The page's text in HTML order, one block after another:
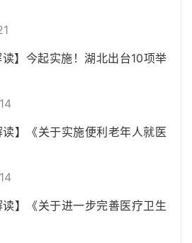
】今起实施！湖北出台10项举
】《关于实施便利老年人就医
】《关于进一步完善医疗卫生